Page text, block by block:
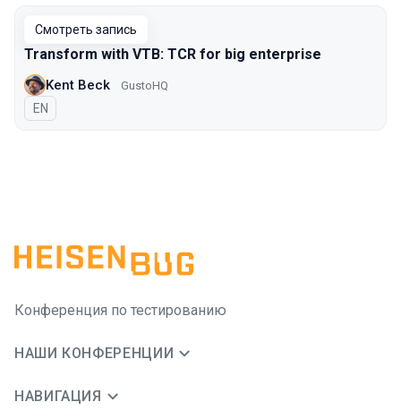
Смотреть запись
Transform with VTB: TCR for big enterprise
Kent Beck GustoHQ
На английском языке
EN
Конференция по тестированию
НАШИ КОНФЕРЕНЦИИ
НАВИГАЦИЯ